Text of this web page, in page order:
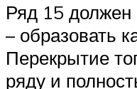
Ряд 15 должен
– образовать
Перекрытие
ряду и